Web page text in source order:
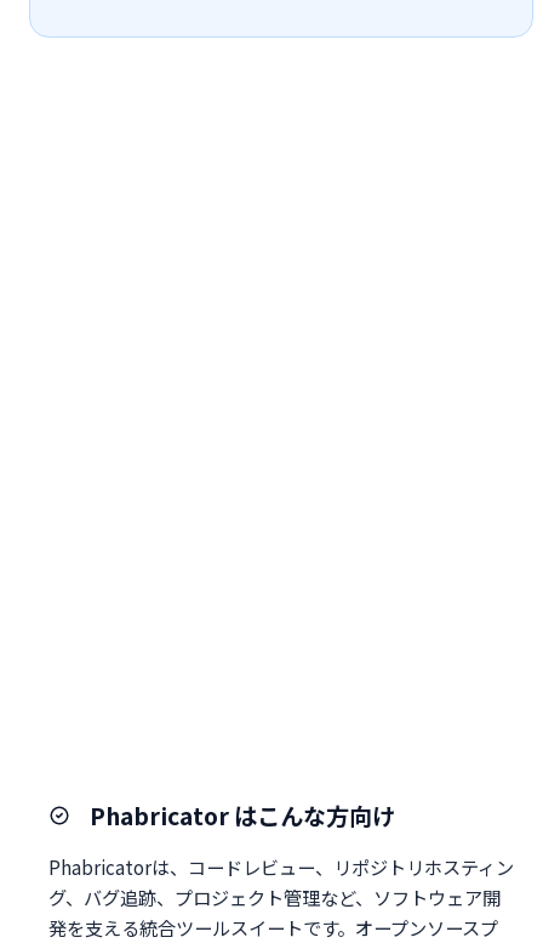
Phabricator はこんな方向け
Phabricatorは、コードレビュー、リポジトリホスティン
グ、バグ追跡、プロジェクト管理など、ソフトウェア開
発を支える統合ツールスイートです。オープンソースプ